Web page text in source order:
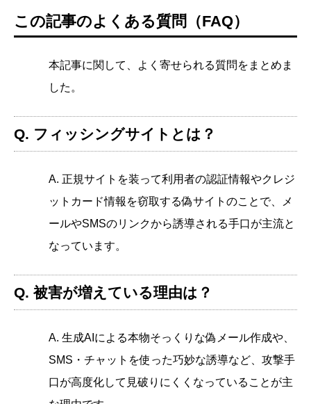
この記事のよくある質問（FAQ）
本記事に関して、よく寄せられる質問をまとめま
した。
Q. フィッシングサイトとは？
A. 正規サイトを装って利用者の認証情報やクレジ
ットカード情報を窃取する偽サイトのことで、メ
ールやSMSのリンクから誘導される手口が主流と
なっています。
Q. 被害が増えている理由は？
A. 生成AIによる本物そっくりな偽メール作成や、
SMS・チャットを使った巧妙な誘導など、攻撃手
口が高度化して見破りにくくなっていることが主